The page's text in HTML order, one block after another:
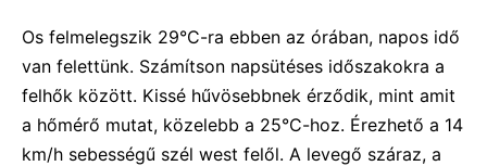
Os felmelegszik 29°C-ra ebben az órában, napos idő
van felettünk. Számítson napsütéses időszakokra a
felhők között. Kissé hűvösebbnek érződik, mint amit
a hőmérő mutat, közelebb a 25°C-hoz. Érezhető a 14
km/h sebességű szél west felől. A levegő száraz, a